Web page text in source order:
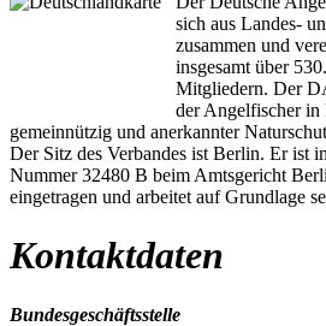
sich aus Landes-
zusammen und
insgesamt über
Mitgliedern. Der
der Angelfischer in
gemeinnützig und anerkannter
Der Sitz des Verbandes ist Berlin. Er ist
Nummer 32480 B beim Amtsgericht
eingetragen und arbeitet auf Grundlage
Kontaktdaten
Bundesgeschäftsstelle